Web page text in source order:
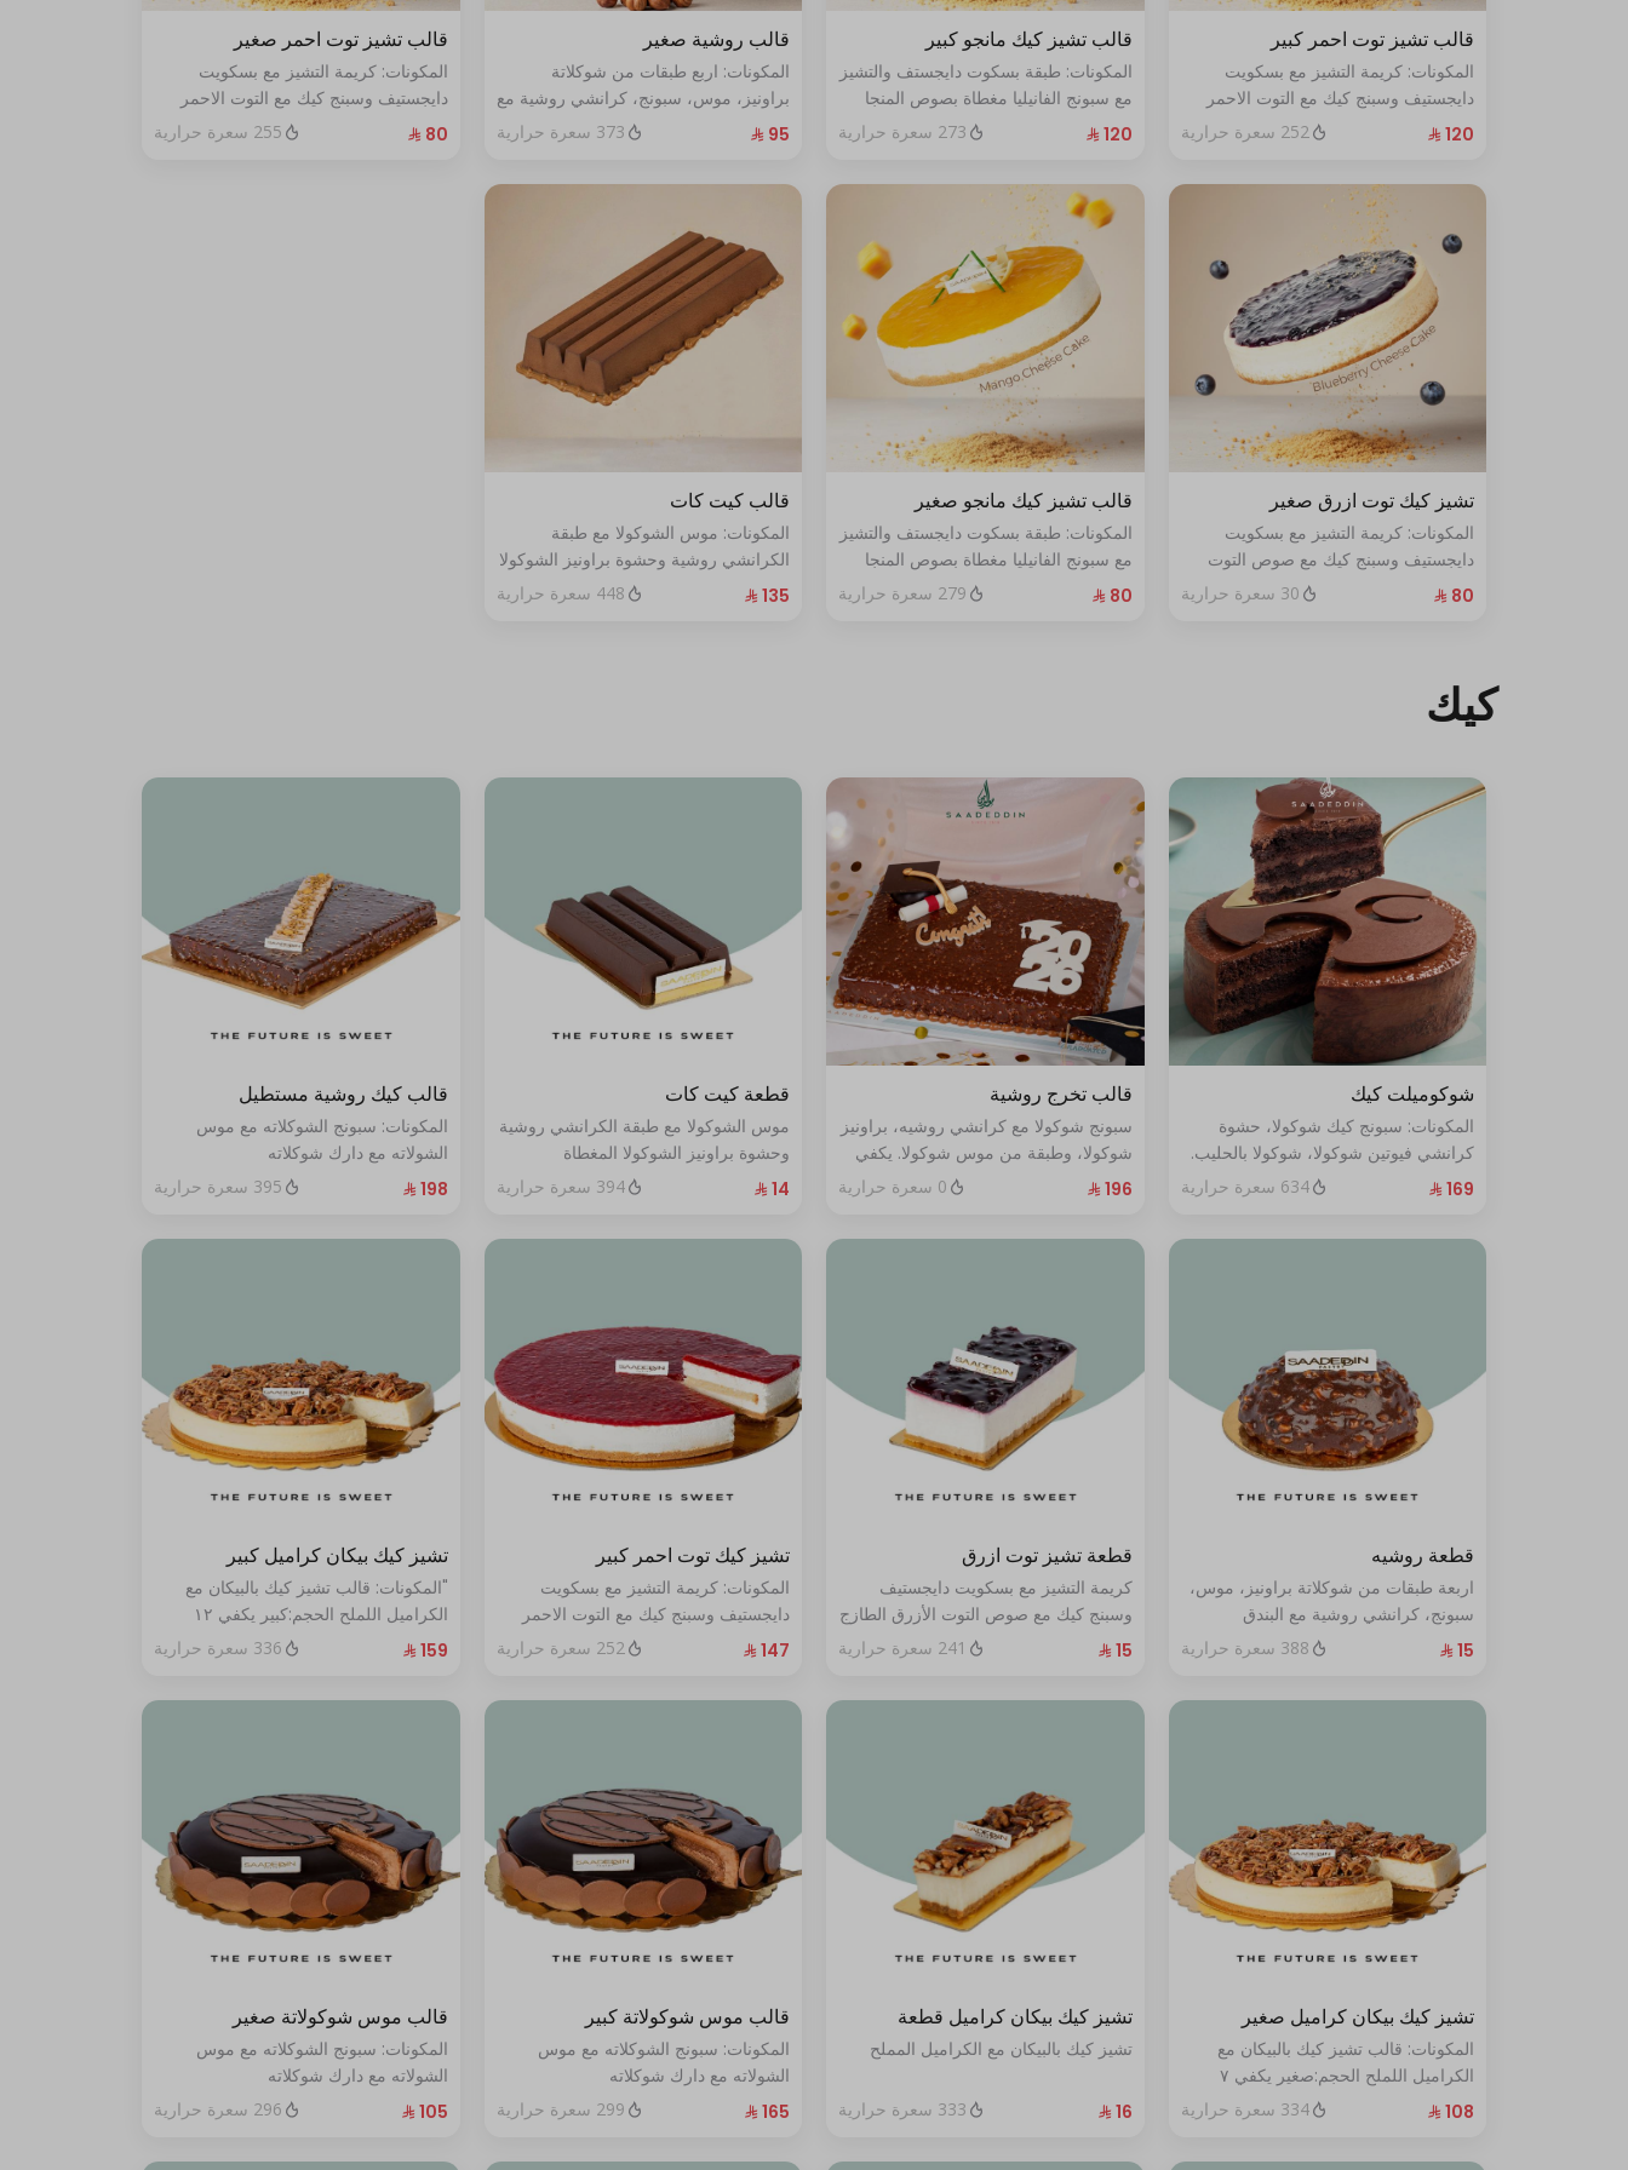
قالب تشيز توت احمر كبير
المكونات: كريمة التشيز مع بسكويت
دايجستيف وسبنج كيك مع التوت الاحمر
الطازج الحجم:كبير يكفي١٢شخص
252 سعرة حرارية
قالب تشيز كيك مانجو كبير
المكونات: طبقة بسكوت دايجستف والتشيز
مع سبونج الفانيليا مغطاة بصوص المنجا
الحجم: كبير يكفي ١٢ اشخاص
273 سعرة حرارية
قالب روشية صغير
المكونات: اربع طبقات من شوكلاتة
براونيز، موس، سبونج، كرانشي روشية مع
البندق الحجم: صغير يكفي ٧ أشخاص373 سعرة حرارية
قالب تشيز توت احمر صغير
المكونات: كريمة التشيز مع بسكويت
دايجستيف وسبنج كيك مع التوت الاحمر
الطازج الحجم:صغير يكفي٧شخص
255 سعرة حرارية
تشيز كيك توت ازرق صغير
المكونات: كريمة التشيز مع بسكويت
دايجستيف وسبنج كيك مع صوص التوت
الأزرق الطازج الحجم:صغير يكفي٧شخص
30 سعرة حرارية
قالب تشيز كيك مانجو صغير
المكونات: طبقة بسكوت دايجستف والتشيز
مع سبونج الفانيليا مغطاة بصوص المنجا
الحجم: صغير يكفي ٧ اشخاص
279 سعرة حرارية
قالب كيت كات
المكونات: موس الشوكولا مع طبقة
الكرانشي روشية وحشوة براونيز الشوكولا
المغطاة بالكراميل
448 سعرة حرارية
كيك
شوكوميلت كيك
المكونات: سبونج كيك شوكولا، حشوة
كرانشي فيوتين شوكولا، شوكولا بالحليب.
(تكفي من ٨ إلى ١٠ شخصًا)
634 سعرة حرارية
قالب تخرج روشية
سبونج شوكولا مع كرانشي روشيه، براونيز
شوكولا، وطبقة من موس شوكولا. يكفي
من ١٠ إلى ١٢ شخصًا
0 سعرة حرارية
قطعة كيت كات
موس الشوكولا مع طبقة الكرانشي روشية
وحشوة براونيز الشوكولا المغطاة
بالكراميل
394 سعرة حرارية
قالب كيك روشية مستطيل
المكونات: سبونج الشوكلاته مع موس
الشولاته مع دارك شوكلاته
الحجم:صغير:يكفي ١٤ أشخاص"
395 سعرة حرارية
قطعة روشيه
اربعة طبقات من شوكلاتة براونيز، موس،
سبونج، كرانشي روشية مع البندق
388 سعرة حرارية
قطعة تشيز توت ازرق
كريمة التشيز مع بسكويت دايجستيف
وسبنج كيك مع صوص التوت الأزرق الطازج
241 سعرة حرارية
تشيز كيك توت احمر كبير
المكونات: كريمة التشيز مع بسكويت
دايجستيف وسبنج كيك مع التوت الاحمر
الطازج الحجم:كبير يكفي١٢شخص"
252 سعرة حرارية
تشيز كيك بيكان كراميل كبير
"المكونات: قالب تشيز كيك بالبيكان مع
الكراميل اللملح الحجم:كبير يكفي ١٢
أشخاص"
336 سعرة حرارية
تشيز كيك بيكان كراميل صغير
المكونات: قالب تشيز كيك بالبيكان مع
الكراميل اللملح الحجم:صغير يكفي ٧
أشخاص
334 سعرة حرارية
تشيز كيك بيكان كراميل قطعة
تشيز كيك بالبيكان مع الكراميل المملح
333 سعرة حرارية
قالب موس شوكولاتة كبير
المكونات: سبونج الشوكلاته مع موس
الشولاته مع دارك شوكلاته
الحجم:كبير يكفي ١٢ أشخاص"
299 سعرة حرارية
قالب موس شوكولاتة صغير
المكونات: سبونج الشوكلاته مع موس
الشولاته مع دارك شوكلاته
الحجم:صغير:يكفي ٧ أشخاص"
296 سعرة حرارية